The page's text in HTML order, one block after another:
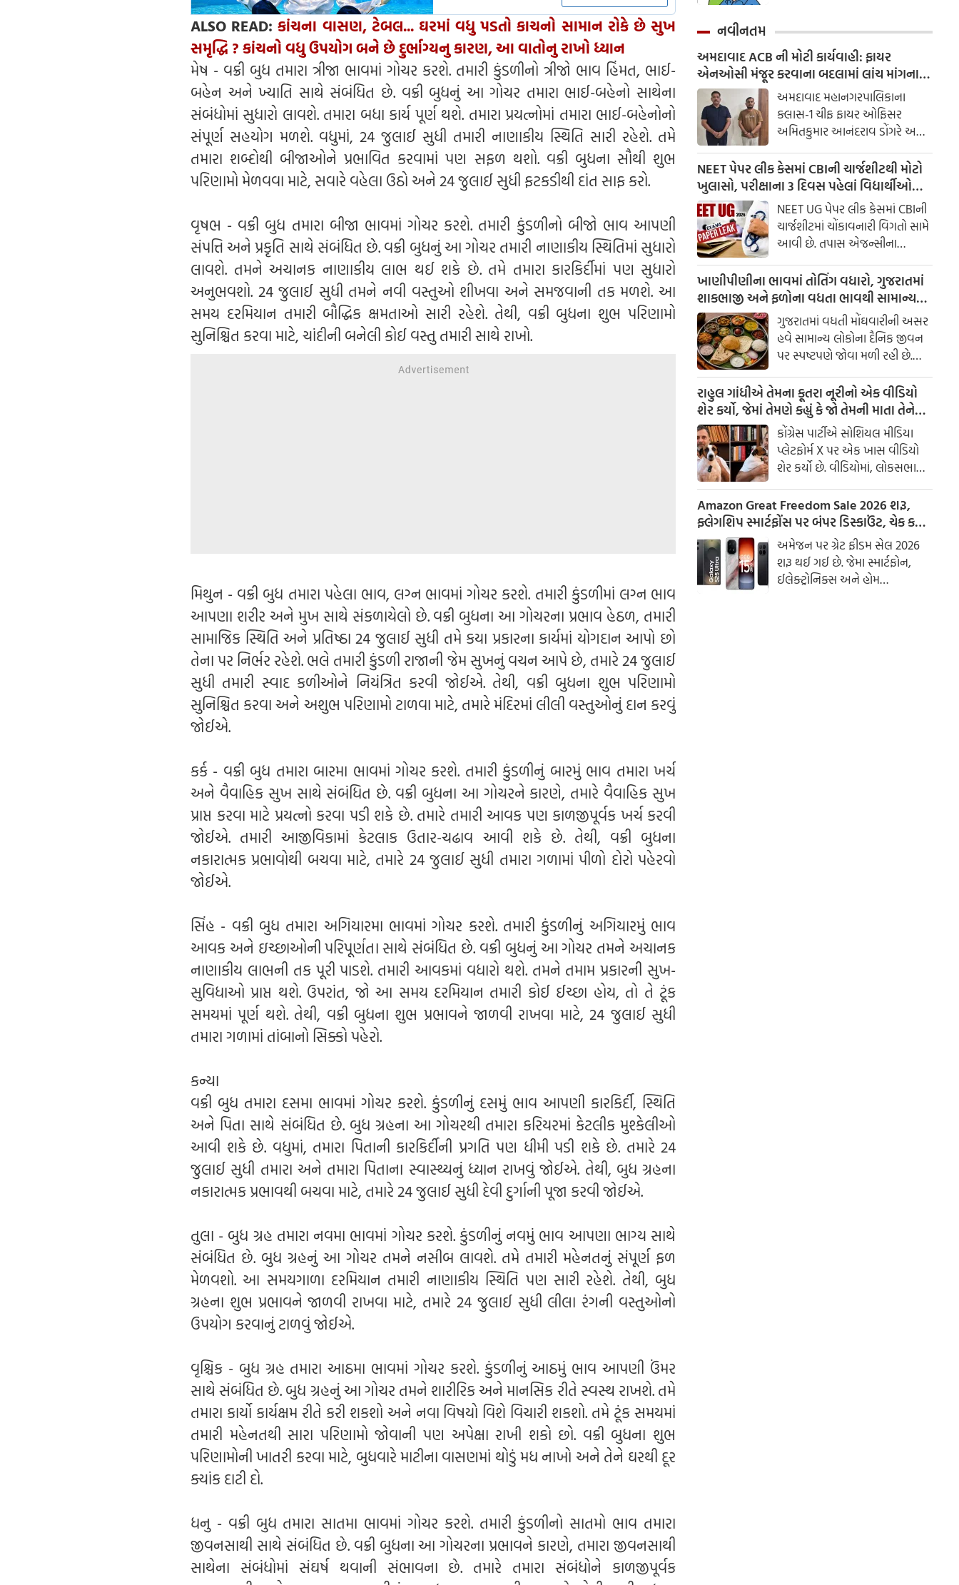
ALSO READ:કાંચના વાસણ, ટેબલ... ઘરમાં વધુ પડતો કાચનો સામાન રોકે છે સુખ
સમૃદ્ધિ ? કાંચનો વધુ ઉપયોગ બને છે દુર્ભાગ્યનુ કારણ, આ વાતોનુ રાખો ધ્યાન
મેષ - વક્રી બુધ તમારા ત્રીજા ભાવમાં ગોચર કરશે. તમારી કુંડળીનો ત્રીજો ભાવ હિંમત, ભાઈ-
બહેન અને ખ્યાતિ સાથે સંબંધિત છે. વક્રી બુધનું આ ગોચર તમારા ભાઈ-બહેનો સાથેના
સંબંધોમાં સુધારો લાવશે. તમારા બધા કાર્ય પૂર્ણ થશે. તમારા પ્રયત્નોમાં તમારા ભાઈ-બહેનોનો
સંપૂર્ણ સહયોગ મળશે. વધુમાં, 24 જુલાઈ સુધી તમારી નાણાકીય સ્થિતિ સારી રહેશે. તમે
તમારા શબ્દોથી બીજાઓને પ્રભાવિત કરવામાં પણ સફળ થશો. વક્રી બુધના સૌથી શુભ
પરિણામો મેળવવા માટે, સવારે વહેલા ઉઠો અને 24 જુલાઈ સુધી ફટકડીથી દાંત સાફ કરો.
વૃષભ - વક્રી બુધ તમારા બીજા ભાવમાં ગોચર કરશે. તમારી કુંડળીનો બીજો ભાવ આપણી
સંપત્તિ અને પ્રકૃતિ સાથે સંબંધિત છે. વક્રી બુધનું આ ગોચર તમારી નાણાકીય સ્થિતિમાં સુધારો
લાવશે. તમને અચાનક નાણાકીય લાભ થઈ શકે છે. તમે તમારા કારકિર્દીમાં પણ સુધારો
અનુભવશો. 24 જુલાઈ સુધી તમને નવી વસ્તુઓ શીખવા અને સમજવાની તક મળશે. આ
સમય દરમિયાન તમારી બૌદ્ધિક ક્ષમતાઓ સારી રહેશે. તેથી, વક્રી બુધના શુભ પરિણામો
સુનિશ્ચિત કરવા માટે, ચાંદીની બનેલી કોઈ વસ્તુ તમારી સાથે રાખો.
મિથુન - વક્રી બુધ તમારા પહેલા ભાવ, લગ્ન ભાવમાં ગોચર કરશે. તમારી કુંડળીમાં લગ્ન ભાવ
આપણા શરીર અને મુખ સાથે સંકળાયેલો છે. વક્રી બુધના આ ગોચરના પ્રભાવ હેઠળ, તમારી
સામાજિક સ્થિતિ અને પ્રતિષ્ઠા 24 જુલાઈ સુધી તમે કયા પ્રકારના કાર્યમાં યોગદાન આપો છો
તેના પર નિર્ભર રહેશે. ભલે તમારી કુંડળી રાજાની જેમ સુખનું વચન આપે છે, તમારે 24 જુલાઈ
સુધી તમારી સ્વાદ કળીઓને નિયંત્રિત કરવી જોઈએ. તેથી, વક્રી બુધના શુભ પરિણામો
સુનિશ્ચિત કરવા અને અશુભ પરિણામો ટાળવા માટે, તમારે મંદિરમાં લીલી વસ્તુઓનું દાન કરવું
જોઈએ.
કર્ક - વક્રી બુધ તમારા બારમા ભાવમાં ગોચર કરશે. તમારી કુંડળીનું બારમું ભાવ તમારા ખર્ચ
અને વૈવાહિક સુખ સાથે સંબંધિત છે. વક્રી બુધના આ ગોચરને કારણે, તમારે વૈવાહિક સુખ
પ્રાપ્ત કરવા માટે પ્રયત્નો કરવા પડી શકે છે. તમારે તમારી આવક પણ કાળજીપૂર્વક ખર્ચ કરવી
જોઈએ. તમારી આજીવિકામાં કેટલાક ઉતાર-ચઢાવ આવી શકે છે. તેથી, વક્રી બુધના
નકારાત્મક પ્રભાવોથી બચવા માટે, તમારે 24 જુલાઈ સુધી તમારા ગળામાં પીળો દોરો પહેરવો
જોઈએ.
સિંહ - વક્રી બુધ તમારા અગિયારમા ભાવમાં ગોચર કરશે. તમારી કુંડળીનું અગિયારમું ભાવ
આવક અને ઇચ્છાઓની પરિપૂર્ણતા સાથે સંબંધિત છે. વક્રી બુધનું આ ગોચર તમને અચાનક
નાણાકીય લાભની તક પૂરી પાડશે. તમારી આવકમાં વધારો થશે. તમને તમામ પ્રકારની સુખ-
સુવિધાઓ પ્રાપ્ત થશે. ઉપરાંત, જો આ સમય દરમિયાન તમારી કોઈ ઈચ્છા હોય, તો તે ટૂંક
સમયમાં પૂર્ણ થશે. તેથી, વક્રી બુધના શુભ પ્રભાવને જાળવી રાખવા માટે, 24 જુલાઈ સુધી
તમારા ગળામાં તાંબાનો સિક્કો પહેરો.
કન્યા
વક્રી બુધ તમારા દસમા ભાવમાં ગોચર કરશે. કુંડળીનું દસમું ભાવ આપણી કારકિર્દી, સ્થિતિ
અને પિતા સાથે સંબંધિત છે. બુધ ગ્રહના આ ગોચરથી તમારા કરિયરમાં કેટલીક મુશ્કેલીઓ
આવી શકે છે. વધુમાં, તમારા પિતાની કારકિર્દીની પ્રગતિ પણ ધીમી પડી શકે છે. તમારે 24
જુલાઈ સુધી તમારા અને તમારા પિતાના સ્વાસ્થ્યનું ધ્યાન રાખવું જોઈએ. તેથી, બુધ ગ્રહના
નકારાત્મક પ્રભાવથી બચવા માટે, તમારે 24 જુલાઈ સુધી દેવી દુર્ગાની પૂજા કરવી જોઈએ.
તુલા - બુધ ગ્રહ તમારા નવમા ભાવમાં ગોચર કરશે. કુંડળીનું નવમું ભાવ આપણા ભાગ્ય સાથે
સંબંધિત છે. બુધ ગ્રહનું આ ગોચર તમને નસીબ લાવશે. તમે તમારી મહેનતનું સંપૂર્ણ ફળ
મેળવશો. આ સમયગાળા દરમિયાન તમારી નાણાકીય સ્થિતિ પણ સારી રહેશે. તેથી, બુધ
ગ્રહના શુભ પ્રભાવને જાળવી રાખવા માટે, તમારે 24 જુલાઈ સુધી લીલા રંગની વસ્તુઓનો
ઉપયોગ કરવાનું ટાળવું જોઈએ.
વૃશ્ચિક - બુધ ગ્રહ તમારા આઠમા ભાવમાં ગોચર કરશે. કુંડળીનું આઠમું ભાવ આપણી ઉંમર
સાથે સંબંધિત છે. બુધ ગ્રહનું આ ગોચર તમને શારીરિક અને માનસિક રીતે સ્વસ્થ રાખશે. તમે
તમારા કાર્યો કાર્યક્ષમ રીતે કરી શકશો અને નવા વિષયો વિશે વિચારી શકશો. તમે ટૂંક સમયમાં
તમારી મહેનતથી સારા પરિણામો જોવાની પણ અપેક્ષા રાખી શકો છો. વક્રી બુધના શુભ
પરિણામોની ખાતરી કરવા માટે, બુધવારે માટીના વાસણમાં થોડું મધ નાખો અને તેને ઘરથી દૂર
ક્યાંક દાટી દો.
ધનુ - વક્રી બુધ તમારા સાતમા ભાવમાં ગોચર કરશે. તમારી કુંડળીનો સાતમો ભાવ તમારા
જીવનસાથી સાથે સંબંધિત છે. વક્રી બુધના આ ગોચરના પ્રભાવને કારણે, તમારા જીવનસાથી
સાથેના સંબંધોમાં સંઘર્ષ થવાની સંભાવના છે. તમારે તમારા સંબંધોને કાળજીપૂર્વક
નવીનતમ
અમદાવાદ ACB ની મોટી કાર્યવાહી: ફાયર
એનઓસી મંજૂર કરવાના બદલામાં લાંચ માંગનાર
ચીફ ફાયર ઓફિસર સામે ગુનો દાખલ
અમદાવાદ મહાનગરપાલિકાના
ક્લાસ-1 ચીફ ફાયર ઓફિસર
અમિતકુમાર આનંદરાવ ડોંગરે અને
તેમના વતી લાંચ લેનાર એક ખાનગી
વ્યક્તિ ભાવસિંહ ઝાલાને લાંચ
રુશ્વત વિરોધી બ્યુરો (ACB) દ્વારા ટ્રેપ
ગોઠવીને રંગેહાથ ઝડપી લેવામાં
આવ્યા છે.
NEET પેપર લીક કેસમાં CBIની ચાર્જશીટથી મોટો
ખુલાસો, પરીક્ષાના 3 દિવસ પહેલાં વિદ્યાર્થીઓ
સુધી પહોંચ્યા હતા સવાલોNEET UG પેપર લીક કેસમાં CBIની
ચાર્જશીટમાં ચોંકાવનારી વિગતો સામે
આવી છે. તપાસ એજન્સીના
જણાવ્યા મુજબ, પરીક્ષાના લગભગ
ત્રણ દિવસ પહેલાં જ NEETના પ્રશ્નો
કેટલાક વિદ્યાર્થીઓ સુધી પહોંચાડી
દેવામાં આવ્યા હતા. આ માટે એક
સંગઠિત નેટવર્ક દ્વારા સમગ્ર ઘટનાને
અંજામ આપવામાં આવ્યો હોવાનો
તપાસમાં ખુલાસો થયો છે.
ખાણીપીણીના ભાવમાં તોતિંગ વધારો, ગુજરાતમાં
શાકભાજી અને ફળોના વધતા ભાવથી સામાન્ય
લોકો પર મોંઘવારીનો મારગુજરાતમાં વધતી મોંઘવારીની અસર
હવે સામાન્ય લોકોના દૈનિક જીવન
પર સ્પષ્ટપણે જોવા મળી રહી છે.
ખાસ કરીને શાકભાજી અને ફળોના
ભાવમાં વધારો થતાં ઘરનું બજેટ
ખોરવાઈ રહ્યું છે. રોજિંદા ભોજનમાં
ઉપયોગમાં આવતી વસ્તુઓ મોંઘી
બનતાં મધ્યમવર્ગીય અને સામાન્ય
પરિવારો માટે ઘરખર્ચનું સંચાલન
મુશ્કેલ બની રહ્યું છે.
રાહુલ ગાંધીએ તેમના કૂતરા નૂરીનો એક વીડિયો
શેર કર્યો, જેમાં તેમણે કહ્યું કે જો તેમની માતા તેને
જોશે તો તે નારાજ થશે, પણ તેઓ સંભાળી લેશે.
કોંગ્રેસ પાર્ટીએ સોશિયલ મીડિયા
પ્લેટફોર્મ X પર એક ખાસ વીડિયો
શેર કર્યો છે. વીડિયોમાં, લોકસભામાં
વિપક્ષના નેતા રાહુલ ગાંધી તેમની
માતા સોનિયા ગાંધીના પાલતુ કૂતરા,
નૂરી સાથે સમય વિતાવતા જોવા મળે
છે. વીડિયો દ્વારા, કોંગ્રેસ પાર્ટીએ
લોકોને મૂંગા પ્રાણીઓ પ્રત્યે પ્રેમ,
આદર અને કરુણા દર્શાવવાની
અપીલ કરી છે.
Amazon Great Freedom Sale 2026 શરૂ,
ફ્લેગશિપ સ્માર્ટફોંસ પર બંપર ડિસ્કાઉંટ, ચેક કરો
ઓફર
અમેજન પર ગ્રેટ ફીડમ સેલ 2026
શરૂ થઈ ગઈ છે. જેમા સ્માર્ટફોન,
ઈલેક્ટ્રોનિક્સ અને હોમ